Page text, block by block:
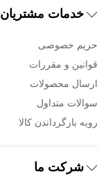
خدمات مشتریان
حریم خصوصی
قوانین و مقررات
ارسال محصولات
سوالات متداول
رویه بازگرداندن کالا
شرکت ما